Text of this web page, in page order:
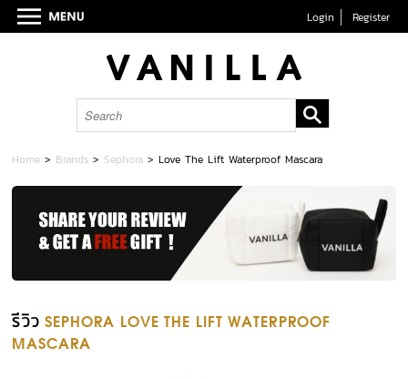
Login Register
Home > Brands > Sephora >Love The Lift Waterproof Mascara
รีวิว SEPHORA LOVE THE LIFT WATERPROOF
MASCARA